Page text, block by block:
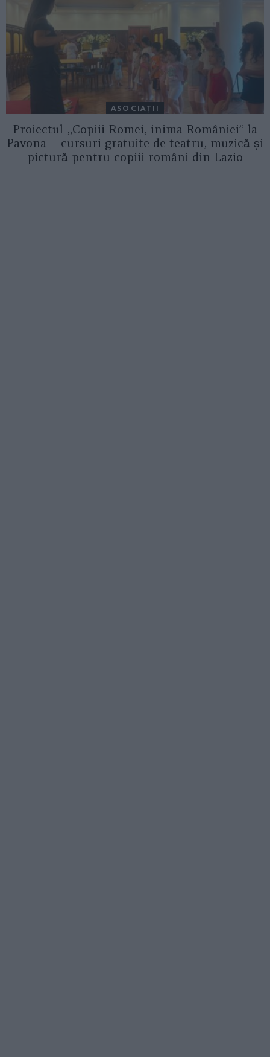
ASOCIAŢII
Proiectul „Copiii Romei, inima României” la
Pavona – cursuri gratuite de teatru, muzică și
pictură pentru copiii români din Lazio